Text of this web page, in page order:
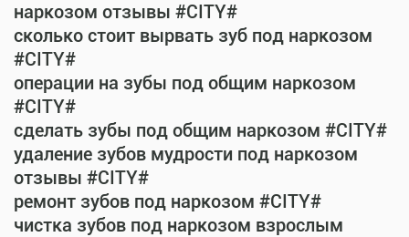
наркозом отзывы #CITY#
сколько стоит вырвать зуб под наркозом
#CITY#
операции на зубы под общим наркозом
#CITY#
сделать зубы под общим наркозом #CITY#
удаление зубов мудрости под наркозом
отзывы #CITY#
ремонт зубов под наркозом #CITY#
чистка зубов под наркозом взрослым